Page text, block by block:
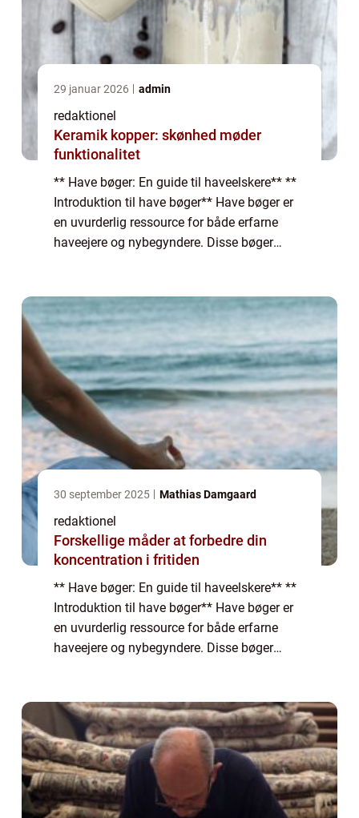
29 januar 2026 admin
redaktionel
Keramik kopper: skønhed møder
funktionalitet
** Have bøger: En guide til haveelskere** **
Introduktion til have bøger** Have bøger er
en uvurderlig ressource for både erfarne
haveejere og nybegyndere. Disse bøger
30 september 2025 Mathias Damgaard
redaktionel
Forskellige måder at forbedre din
koncentration i fritiden
** Have bøger: En guide til haveelskere** **
Introduktion til have bøger** Have bøger er
en uvurderlig ressource for både erfarne
haveejere og nybegyndere. Disse bøger